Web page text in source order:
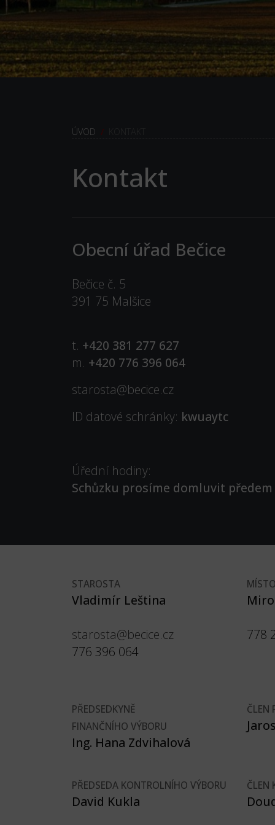
Kontakt
Obecní úřad Bečice
Bečice č. 5
391 75 Malšice
t. +420 381 277 627
m. +420 776 396 064
starosta@becice.cz
ID datové schránky: kwuaytc
Úřední hodiny:
Schůzku prosíme domluvit
STAROSTA
Vladimír Leština
starosta@becice.cz
776 396 064
778
PŘEDSEDKYNĚ
FINANČNÍHO VÝBORU
Ing. Hana Zdvihalová
ČLEN
PŘEDSEDA KONTROLNÍHO VÝBORU
David Kukla
ČLEN